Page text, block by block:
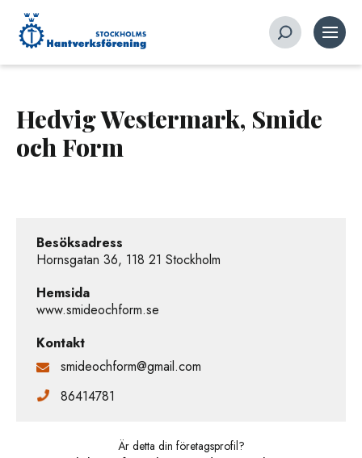
Hedvig Westermark, Smide
och Form
Besöksadress
Hornsgatan 36, 118 21 Stockholm
Hemsida
www.smideochform.se
Kontakt
smideochform@gmail.com
86414781
Är detta din företagsprofil?